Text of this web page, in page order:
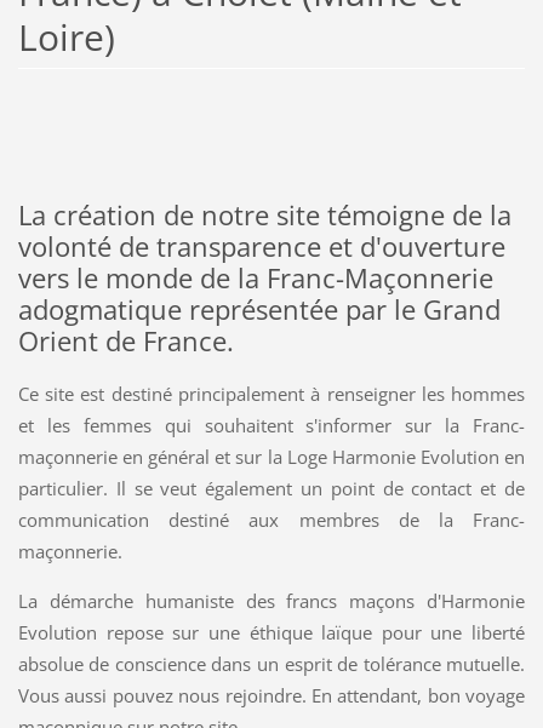
Loire)
La création de notre site témoigne de la
volonté de transparence et d'ouverture
vers le monde de la Franc-Maçonnerie
adogmatique représentée par le Grand
Orient de France.
Ce site est destiné principalement à renseigner les hommes
et les femmes qui souhaitent s'informer sur la Franc-
maçonnerie en général et sur la Loge Harmonie Evolution en
particulier. Il se veut également un point de contact et de
communication destiné aux membres de la Franc-
maçonnerie.
La démarche humaniste des francs maçons d'Harmonie
Evolution repose sur une éthique laïque pour une liberté
absolue de conscience dans un esprit de tolérance mutuelle.
Vous aussi pouvez nous rejoindre. En attendant, bon voyage